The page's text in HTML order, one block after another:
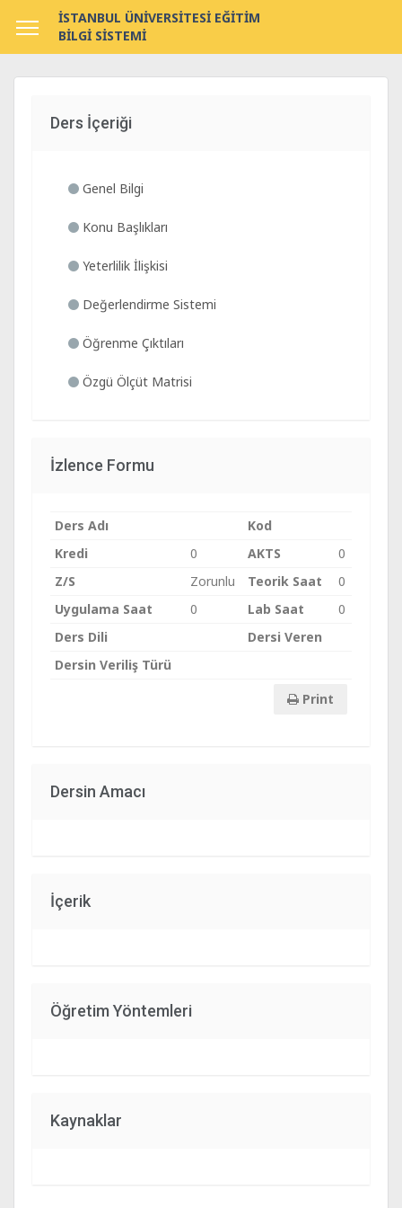
İSTANBUL ÜNİVERSİTESİ EĞİTİM
BİLGİ SİSTEMİ
Ders İçeriği
Genel Bilgi
Konu Başlıkları
Yeterlilik İlişkisi
Değerlendirme Sistemi
Öğrenme Çıktıları
Özgü Ölçüt Matrisi
İzlence Formu
Ders Adı
Kod
Kredi
0 AKTS
0
Z/S
Zorunlu Teorik Saat
0
Uygulama Saat
0 Lab Saat
0
Ders Dili
Dersi Veren
Dersin Veriliş Türü
Print
Dersin Amacı
İçerik
Öğretim Yöntemleri
Kaynaklar